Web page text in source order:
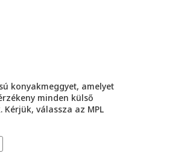
konyakmeggyet, amelyet
minden külső
válassza az MPL